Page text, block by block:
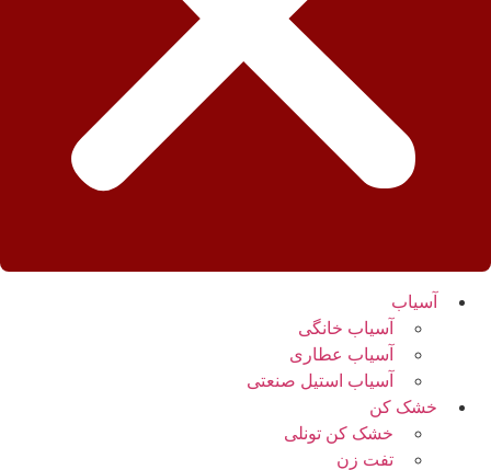
آسیاب
آسیاب خانگی
آسیاب عطاری
آسیاب استیل صنعتی
خشک کن
خشک کن تونلی
تفت زن